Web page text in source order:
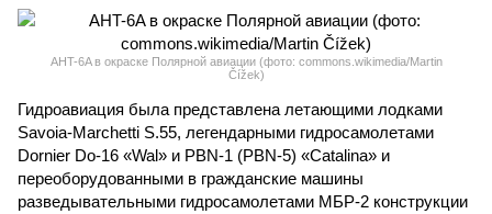
AНT-6A в окраске Полярной авиации (фото: commons.wikimedia/Martin
Čížek)
Гидроавиация была представлена летающими лодками
Savoia-Marchetti S.55, легендарными гидросамолетами
Dornier Do-16 «Wal» и PBN-1 (PBN-5) «Catalina» и
переоборудованными в гражданские машины
разведывательными гидросамолетами МБР-2 конструкции